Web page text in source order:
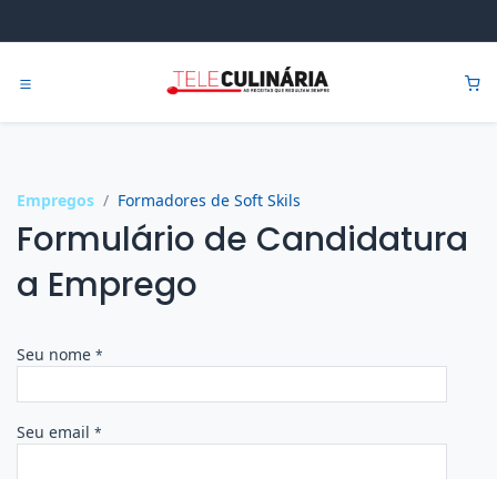
Empregos Formadores de Soft Skils
Formulário de Candidatura
a Emprego
Seu nome *
Seu email *